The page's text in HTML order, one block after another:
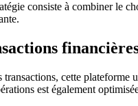
consiste à combiner le
cette plateforme
est également